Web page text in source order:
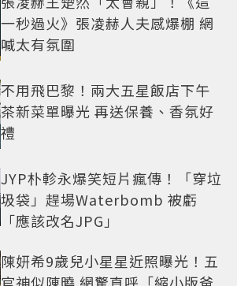
一秒過火》張凌赫人夫感爆棚 網
喊太有氛圍
不用飛巴黎！兩大五星飯店下午
茶新菜單曝光 再送保養、香氛好
禮
JYP朴軫永爆笑短片瘋傳！「穿垃
圾袋」趕場Waterbomb 被虧
「應該改名JPG」
陳妍希9歲兒小星星近照曝光！五
官神似陳曉 網驚直呼「縮小版爸